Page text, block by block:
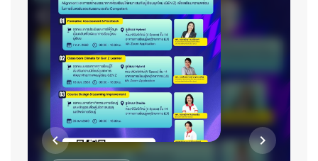
chevron_left chevron_right